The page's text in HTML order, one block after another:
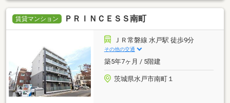
賃貸マンション ＰＲＩＮＣＥＳＳ南町
ＪＲ常磐線 水戸駅 徒歩9分
その他の交通
築5年7ヶ月 / 5階建
茨城県水戸市南町１